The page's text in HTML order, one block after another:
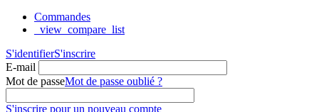
Commandes
_view_compare_list
S'identifierS'inscrire
E-mail
Mot de passeMot de passe oublié ?
S'inscrire pour un nouveau compte